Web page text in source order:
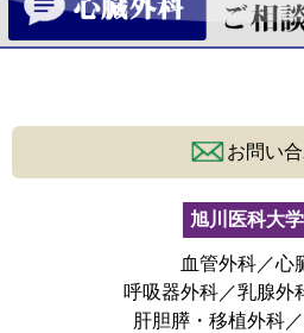
お問い
旭川医科大
血管外科／心
呼吸器外科／乳腺外
肝胆膵・移植外科